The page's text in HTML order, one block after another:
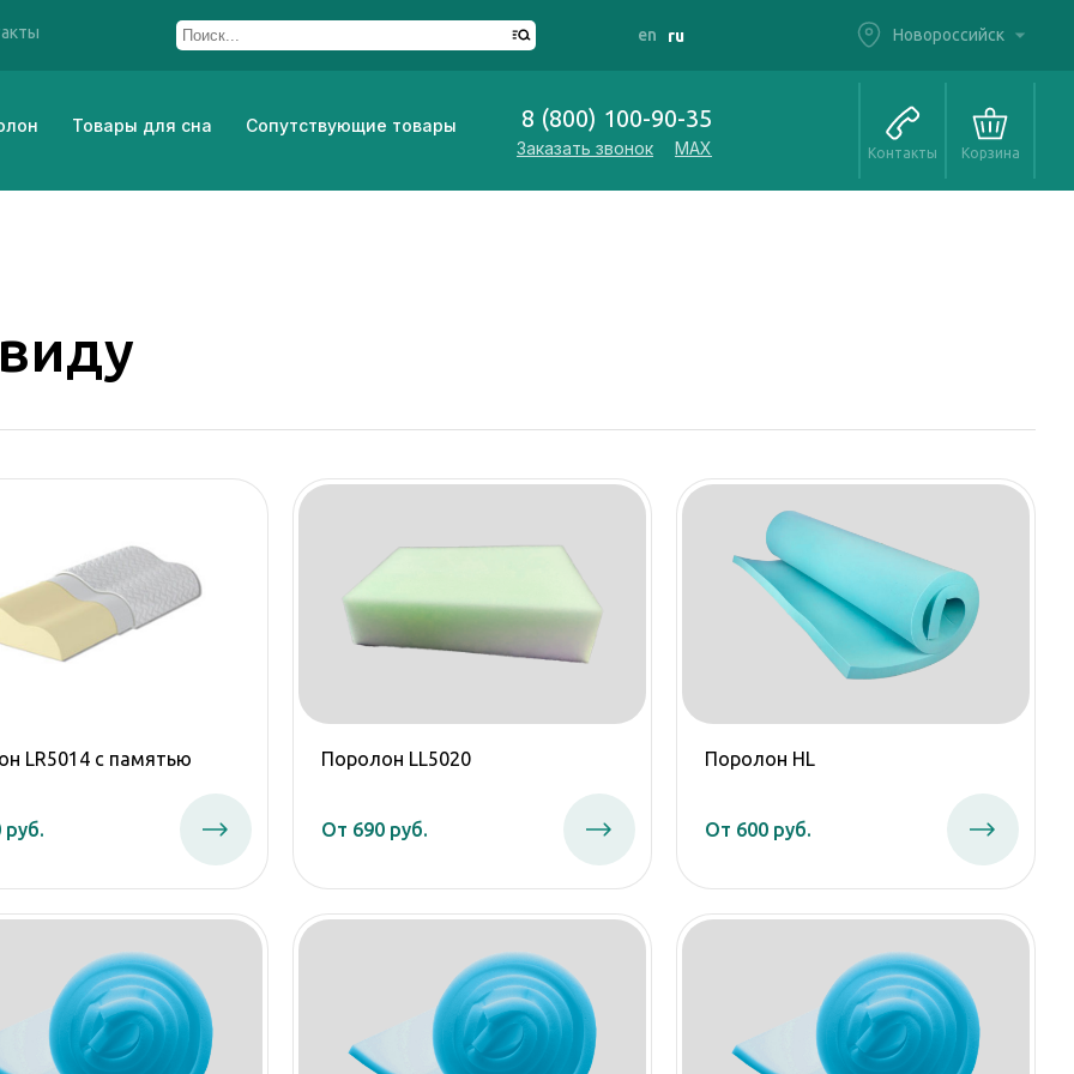
en ru Новороссийск
Товары для сна Сопутствующие товары 8 (800) 100-90-35
Заказать звонок MAX Контакты Корзина
LR5014 с памятью
руб.
Поролон LL5020
От 690 руб.
Поролон HL
От 600 руб.